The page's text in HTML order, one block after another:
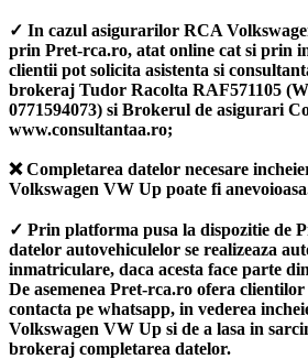
✓ In cazul asigurarilor RCA
prin Pret-rca.ro, atat online cat si prin
clientii pot solicita asistenta si
brokeraj Tudor Racolta RAF571105
0771594073) si Brokerul de asigurari
www.consultantaa.ro;
❌ Completarea datelor necesare
Volkswagen VW Up poate fi
✓ Prin platforma pusa la dispozitie de
datelor autovehiculelor se realizeaza
inmatriculare, daca acesta face parte
De asemenea Pret-rca.ro ofera
contacta pe whatsapp, in vederea
Volkswagen VW Up si de a lasa in
brokeraj completarea datelor.